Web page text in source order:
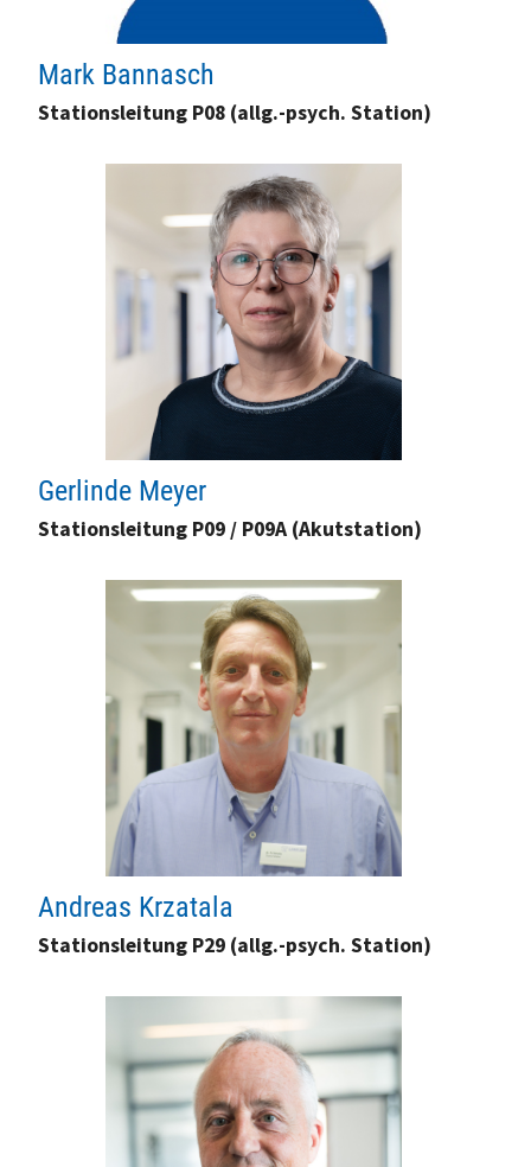
Mark Bannasch
Stationsleitung P08 (allg.-psych. Station)
Gerlinde Meyer
Stationsleitung P09 / P09A (Akutstation)
Andreas Krzatala
Stationsleitung P29 (allg.-psych. Station)